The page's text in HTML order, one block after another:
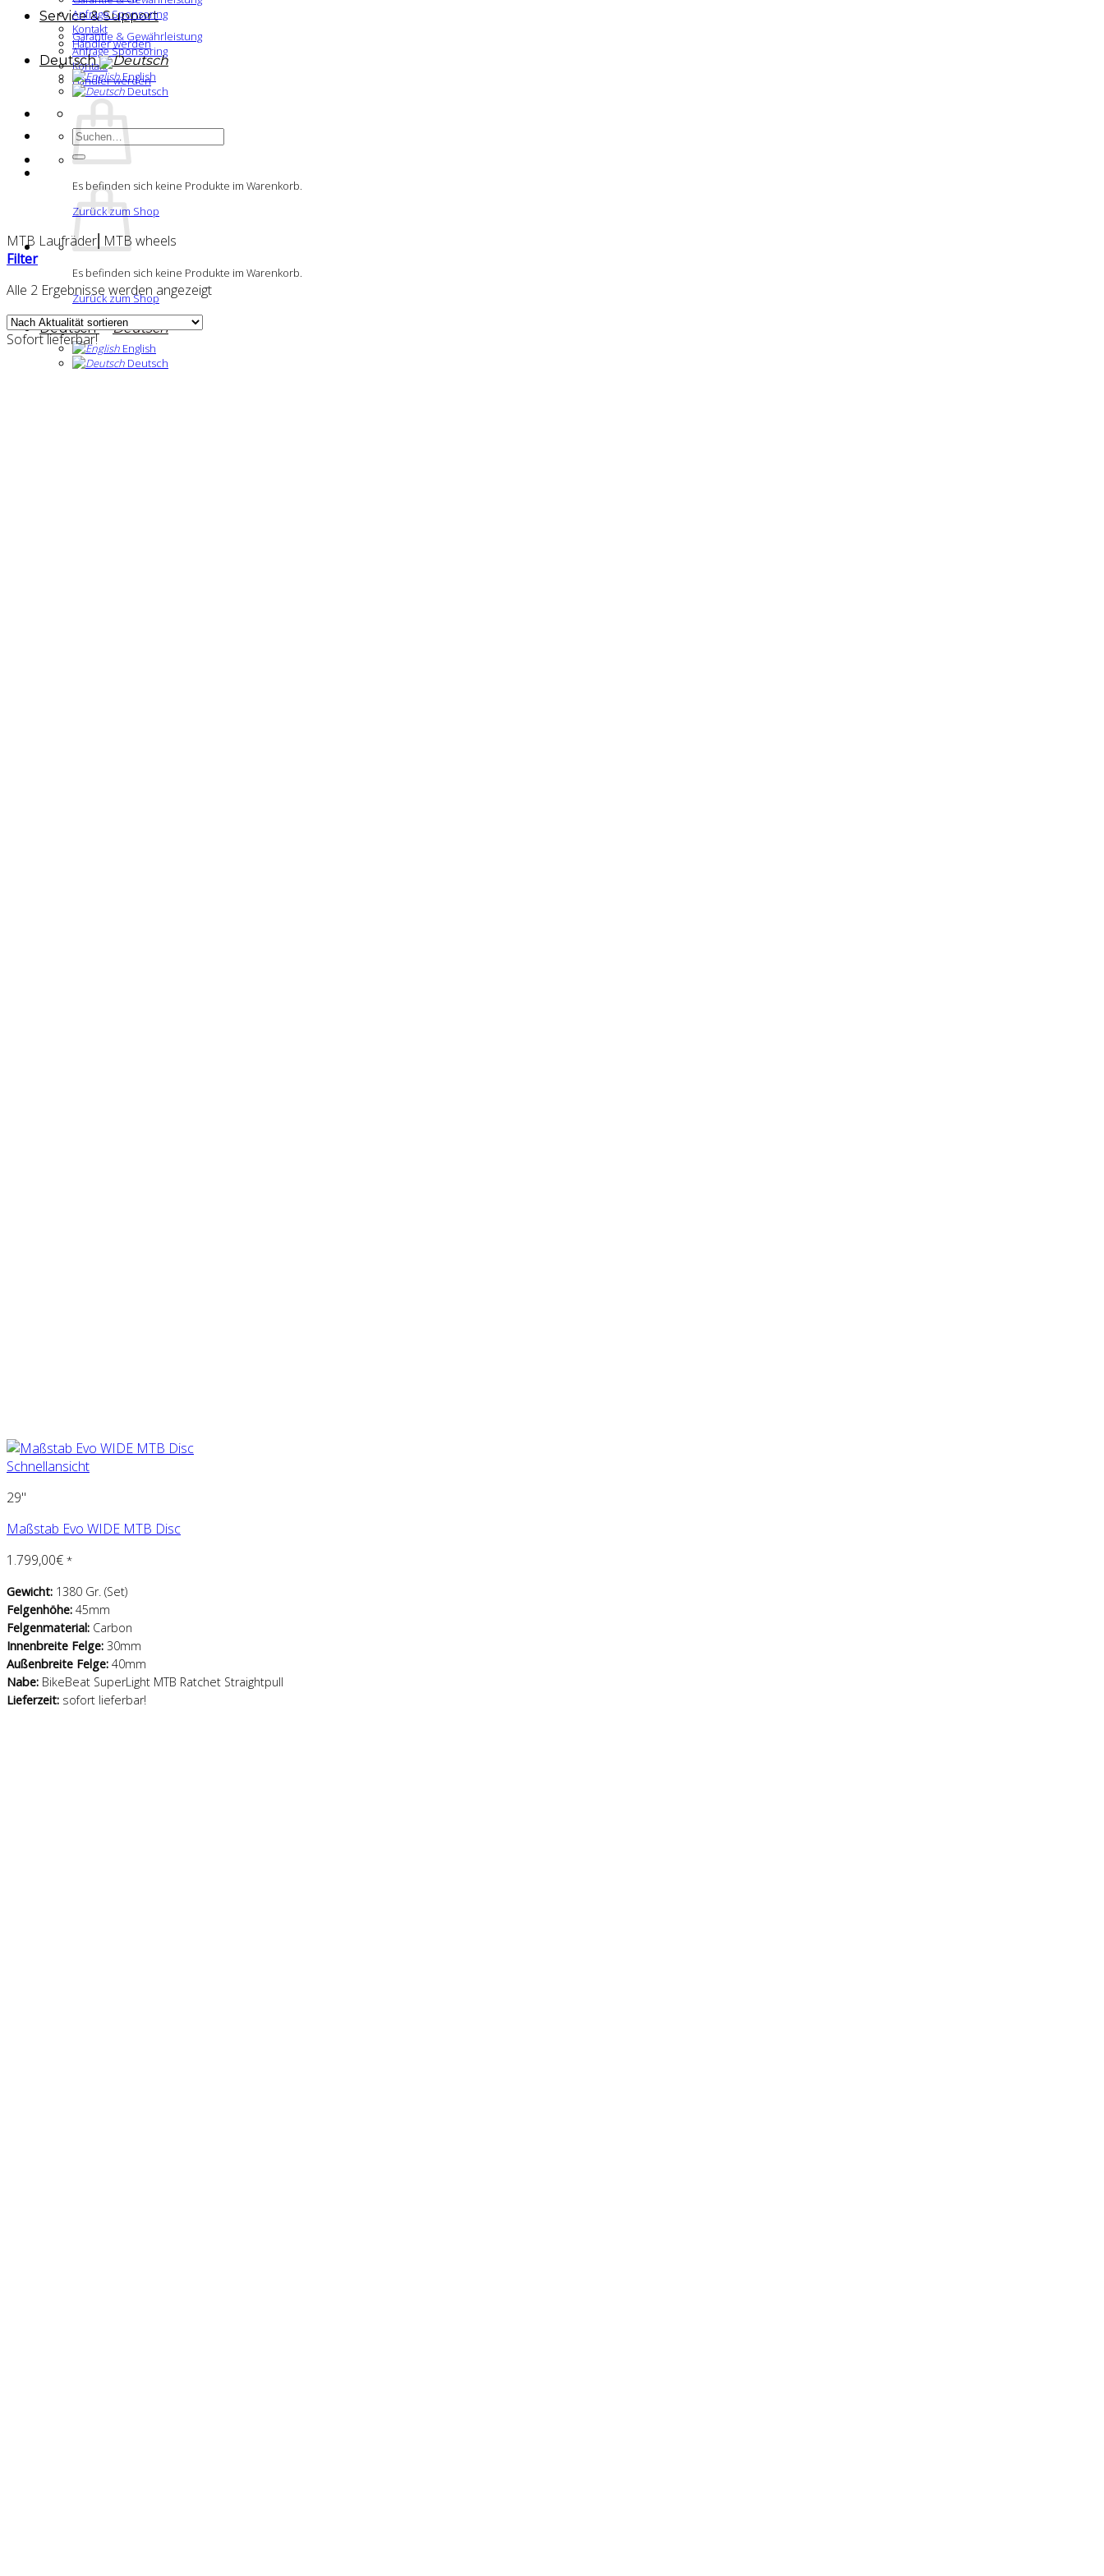
Service & Support
Garantie & Gewährleistung
Anfrage Sponsoring
Kontakt
Händler werden
Suchen
nach:
Es befinden sich keine Produkte im Warenkorb.
Zurück zum Shop
Deutsch
English
Deutsch
Anfrage Sponsoring
Kontakt
Händler werden
Deutsch
English
Deutsch
Es befinden sich keine Produkte im Warenkorb.
Zurück zum Shop
MTB Laufräder⎢MTB wheels
Filter
Alle 2 Ergebnisse werden angezeigtNach
Sofort lieferbar!
Schnellansicht
29"
Maßstab Evo WIDE MTB Disc
1.799,00€ *
Gewicht: 1380 Gr. (Set)
Felgenhöhe: 45mm
Felgenmaterial: Carbon
Innenbreite Felge: 30mm
Außenbreite Felge: 40mm
Nabe: BikeBeat SuperLight MTB Ratchet Straightpull
Lieferzeit: sofort lieferbar!